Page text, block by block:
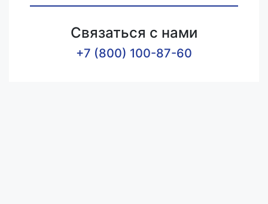
Связаться с нами
+7 (800) 100-87-60